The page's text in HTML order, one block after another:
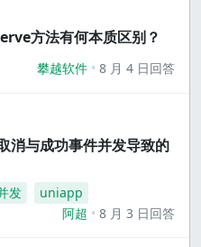
方法有何本质区别？
攀越软件 8 月 4 日回答
消与成功事件并发导致的
发
uniapp
阿超
8 月 3 日回答